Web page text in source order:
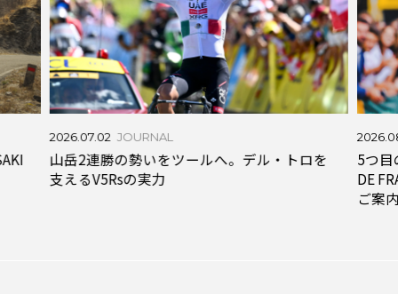
2026.07.02 JOURNAL
山岳2連勝の勢いをツールへ。デル・トロを
支えるV5Rsの実力
5つ目
DE
ご案